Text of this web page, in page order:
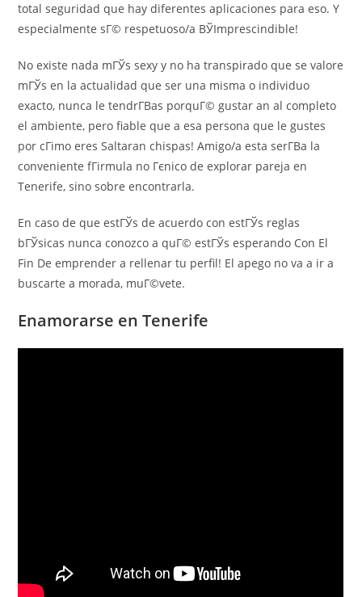
total seguridad que hay diferentes aplicaciones para eso. Y
especialmente sГ© respetuoso/a ВЎImprescindible!
No existe nada mГЎs sexy y no ha transpirado que se valore
mГЎs en la actualidad que ser una misma o individuo
exacto, nunca le tendrГ­В­as porquГ© gustar an al completo
el ambiente, pero fiable que a esa persona que le gustes
por cГіmo eres Saltaran chispas! Amigo/a esta serГ­В­a la
conveniente fГіrmula no Гєnico de explorar pareja en
Tenerife, sino sobre encontrarla.
En caso de que estГЎs de acuerdo con estГЎs reglas
bГЎsicas nunca conozco a quГ© estГЎs esperando Con El
Fin De emprender a rellenar tu perfil! El apego no va a ir a
buscarte a morada, muГ©vete.
Enamorarse en Tenerife